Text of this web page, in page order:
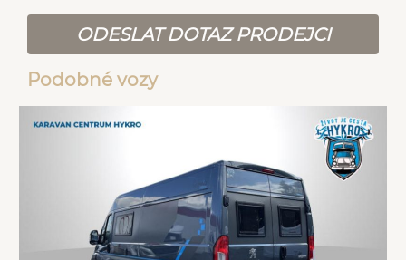
ODESLAT DOTAZ PRODEJCI
Podobné vozy